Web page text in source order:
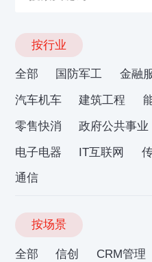
按行业
全部 国防军工 金融
汽车机车
建筑工程
零售快消
政府公共事业
电子电器
IT互联网
通信
按场景
全部 信创 CRM管理